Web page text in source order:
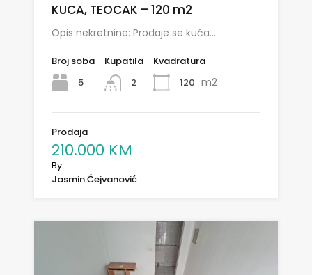
KUCA, TEOCAK – 120 m2
Opis nekretnine: Prodaje se kuća…
Broj soba
5
Kupatila
2
Kvadratura
120 m2
Prodaja
210.000 KM
By
Jasmin Ćejvanović